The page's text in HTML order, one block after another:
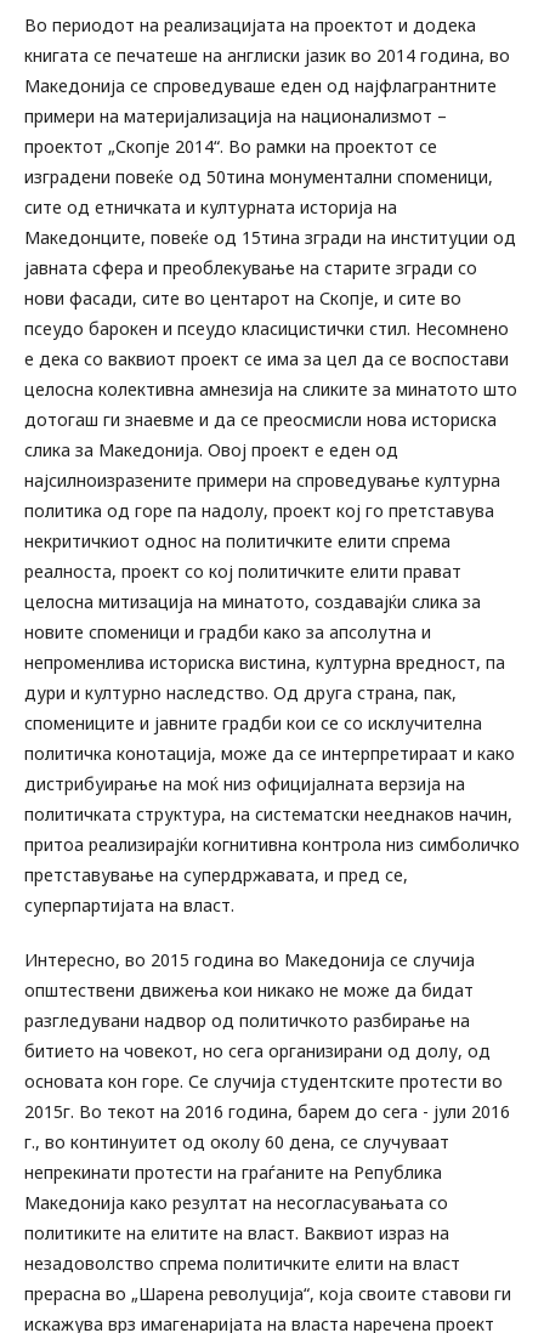
Во периодот на реализацијата на проектот и додека
книгата се печатеше на англиски јазик во 2014 година, во
Македонија се спроведуваше еден од најфлагрантните
примери на материјализација на национализмот –
проектот „Скопје 2014“. Во рамки на проектот се
изградени повеќе од 50тина монументални споменици,
сите од етничката и културната историја на
Македонците, повеќе од 15тина згради на институции од
јавната сфера и преоблекување на старите згради со
нови фасади, сите во центарот на Скопје, и сите во
псеудо барокен и псеудо класицистички стил. Несомнено
е дека со ваквиот проект се има за цел да се воспостави
целосна колективна амнезија на сликите за минатото што
дотогаш ги знаевме и да се преосмисли нова историска
слика за Македонија. Овој проект е еден од
најсилноизразените примери на спроведување културна
политика од горе па надолу, проект кој го претставува
некритичкиот однос на политичките елити спрема
реалноста, проект со кој политичките елити прават
целосна митизација на минатото, создавајќи слика за
новите споменици и градби како за апсолутна и
непроменлива историска вистина, културна вредност, па
дури и културно наследство. Од друга страна, пак,
спомениците и јавните градби кои се со исклучителна
политичка конотација, може да се интерпретираат и како
дистрибуирање на моќ низ официјалната верзија на
политичката структура, на систематски нееднаков начин,
притоа реализирајќи когнитивна контрола низ симболичко
претставување на супердржавата, и пред се,
суперпартијата на власт.
Интересно, во 2015 година во Македонија се случија
општествени движења кои никако не може да бидат
разгледувани надвор од политичкото разбирање на
битието на човекот, но сега организирани од долу, од
основата кон горе. Се случија студентските протести во
2015г. Во текот на 2016 година, барем до сега - јули 2016
г., во континуитет од околу 60 дена, се случуваат
непрекинати протести на граѓаните на Република
Македонија како резултат на несогласувањата со
политиките на елитите на власт. Ваквиот израз на
незадоволство спрема политичките елити на власт
прерасна во „Шарена револуција“, која своите ставови ги
искажува врз имагенаријата на власта наречена проект